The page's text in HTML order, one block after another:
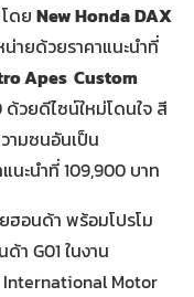
ดย New HondaDAX
น่ายด้วยราคาแนะนำที่
Apes Custom
ด้วยดีไซน์ใหม่โดนใจ สี
ามซนอันเป็น
นะนำที่ 109,900 บาท
อนด้า พร้อมโปรโม
G01 ในงาน
International Motor